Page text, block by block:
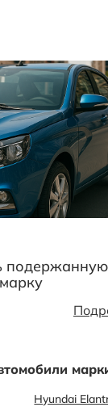
подержанную
Hyundai